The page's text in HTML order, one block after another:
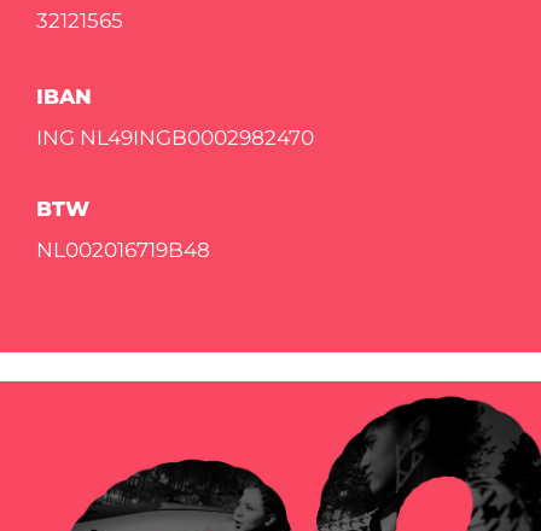
32121565
IBAN
ING NL49INGB0002982470
BTW
NL002016719B48